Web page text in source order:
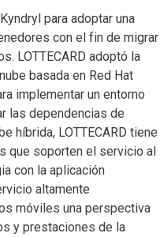
para adoptar una
con el fin de migrar
LOTTECARD adoptó la
basada en Red Hat
implementar un entorno
las dependencias de
híbrida, LOTTECARD tiene
que soporten el servicio al
con la aplicación
altamente
móviles una perspectiva
y prestaciones de la